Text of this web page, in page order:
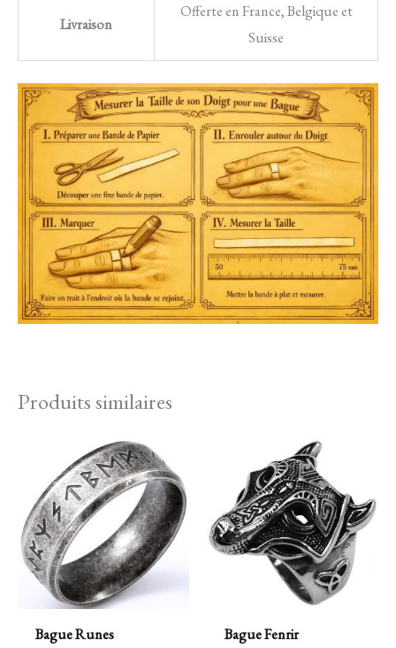
Livraison
Offerte en France, Belgique et
Suisse
Produits similaires
Bague Runes
Bague Fenrir